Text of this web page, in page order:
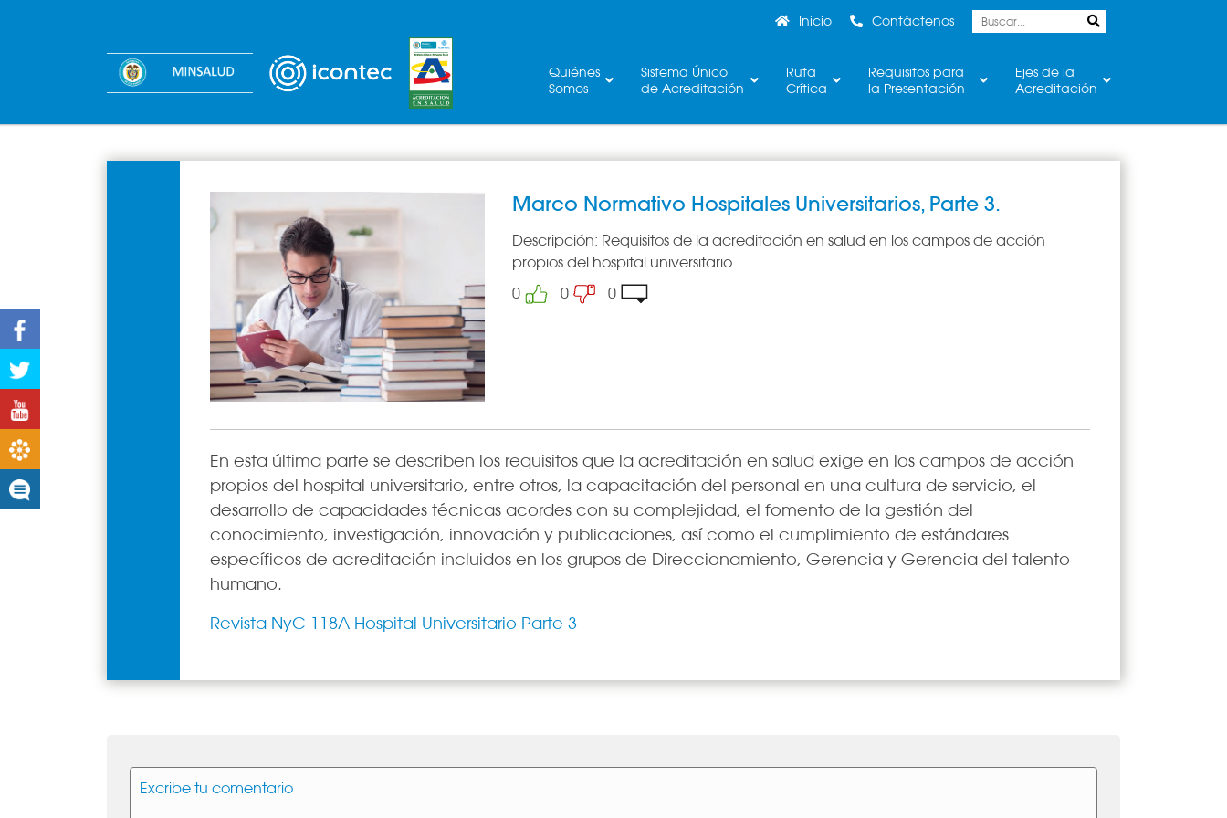
Inicio Contáctenos
Quiénes
Somos
Sistema Único
de Acreditación
Ruta
Crítica
Requisitos para
la Presentación
Ejes de la
Acreditación
Marco Normativo Hospitales Universitarios, Parte 3.
Descripción: Requisitos de la acreditación en salud en los campos de acción
propios del hospital universitario.
0
0 0
En esta última parte se describen los requisitos que la acreditación en salud exige en los campos de acción
propios del hospital universitario, entre otros, la capacitación del personal en una cultura de servicio, el
desarrollo de capacidades técnicas acordes con su complejidad, el fomento de la gestión del
conocimiento, investigación, innovación y publicaciones, así como el cumplimiento de estándares
específicos de acreditación incluidos en los grupos de Direccionamiento, Gerencia y Gerencia del talento
humano.
Revista NyC 118A Hospital Universitario Parte 3